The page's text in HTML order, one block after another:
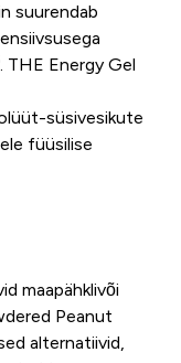
suurendab
. THE Energy Gel
süsivesikute
füüsilise
maapähklivõi
Peanut
alternatiivid,